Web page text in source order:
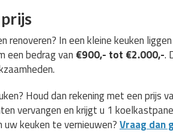
renoveren? In een kleine keuken
een bedrag van €900,- tot €2.000,-.
Houd dan rekening met een prijs
vervangen en krijgt u 1
keuken te vernieuwen?Vraag dan